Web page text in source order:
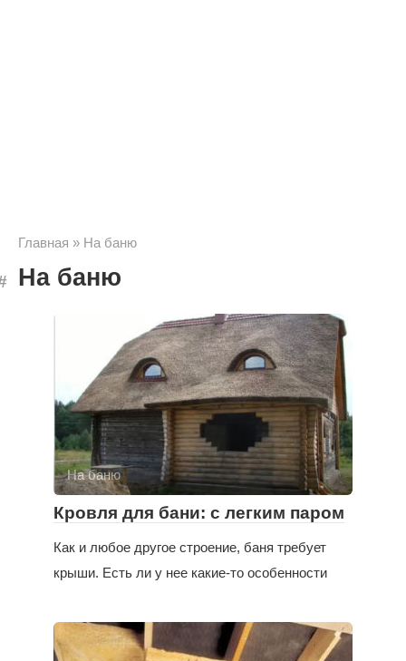
Главная » На баню
На баню
На баню
Кровля для бани: с легким паром
Как и любое другое строение, баня требует
крыши. Есть ли у нее какие-то особенности